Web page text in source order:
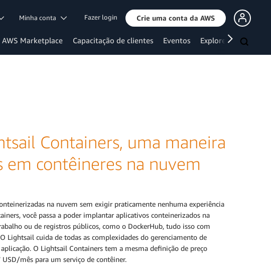
Minha conta Fazer login Crie uma conta da AWS
AWS Marketplace Capacitação de clientes Eventos Explore mais
Containers, uma maneira
contêineres na nuvem
na nuvem sem exigir praticamente nenhuma experiência
você passa a poder implantar aplicativos conteinerizados na
ou de registros públicos, como o DockerHub, tudo isso com
Lightsail cuida de todas as complexidades do gerenciamento de
O Lightsail Containers tem a mesma definição de preço
mês para um serviço de contêiner.